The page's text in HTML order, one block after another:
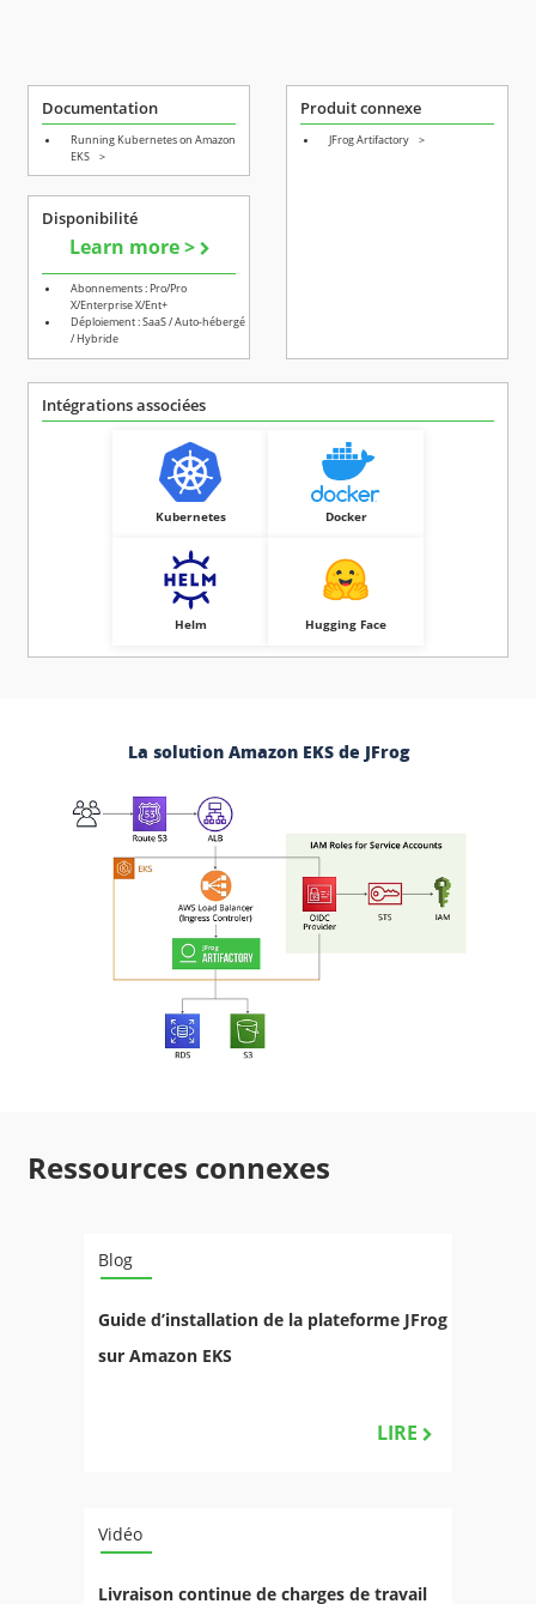
Documentation
Running Kubernetes on Amazon
EKS
>
Disponibilité
Learn more >
Abonnements : Pro/Pro
X/Enterprise X/Ent+
Déploiement : SaaS / Auto-hébergé
/ Hybride
Produit connexe
JFrog Artifactory >
Intégrations associées
Kubernetes Docker
Helm Hugging Face
La solution Amazon EKS de JFrog
Ressources connexes
Blog
Guide d’installation de la plateforme JFrog
sur Amazon EKS
LIRE
Vidéo
Livraison continue de charges de travail